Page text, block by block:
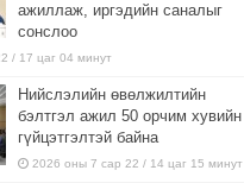
ажиллаж, иргэдийн саналыг
сонслоо
/ 17 цаг 04 минут
Нийслэлийн өвөлжилтийн
бэлтгэл ажил 50 орчим хувийн
гүйцэтгэлтэй байна
2026 оны 7 сар 22 / 14 цаг 15 минут